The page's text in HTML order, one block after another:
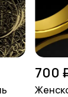
700